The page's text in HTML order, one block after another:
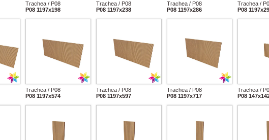
Trachea / P08
P08 1197x198
Trachea / P08
P08 1197x238
Trachea / P08
P08 1197x286
Trachea /
P08
Trachea / P08
P08 1197x574
Trachea / P08
P08 1197x597
Trachea / P08
P08 1197x717
Trachea /
P08